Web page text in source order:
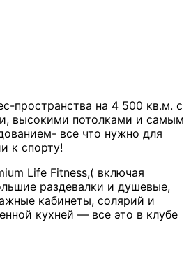
пространства на 4 500 кв.м. с
высокими потолками и самым
все что нужно для
к спорту!
Life Fitness,( включая
раздевалки и душевые,
кабинеты, солярий и
кухней — все это в клубе